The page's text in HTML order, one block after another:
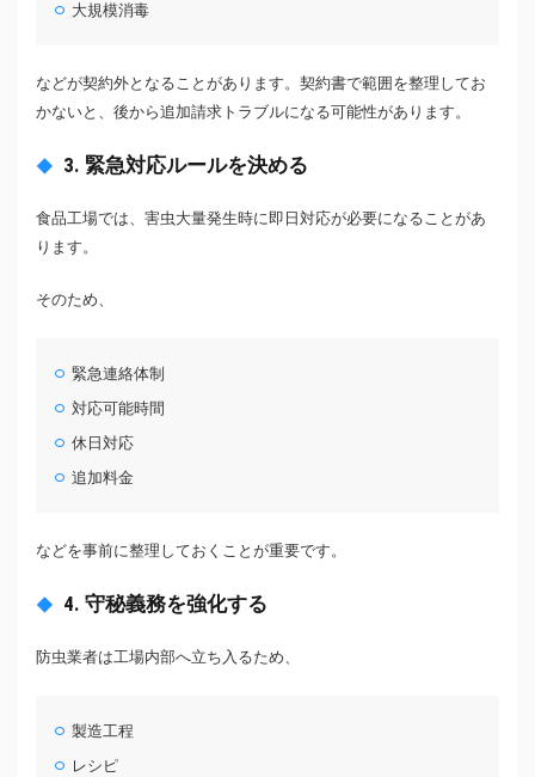
大規模消毒
などが契約外となることがあります。契約書で範囲を整理してお
かないと、後から追加請求トラブルになる可能性があります。
3. 緊急対応ルールを決める
食品工場では、害虫大量発生時に即日対応が必要になることがあ
ります。
そのため、
緊急連絡体制
対応可能時間
休日対応
追加料金
などを事前に整理しておくことが重要です。
4. 守秘義務を強化する
防虫業者は工場内部へ立ち入るため、
製造工程
レシピ